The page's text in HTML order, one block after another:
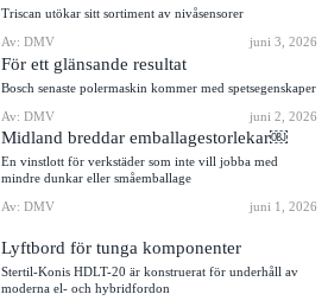
Triscan utökar sitt sortiment av nivåsensorer
Av: DMV
juni 3, 2026
För ett glänsande resultat
Bosch senaste polermaskin kommer med spetsegenskaper
Av: DMV
juni 2, 2026
Midland breddar emballagestorlekar￼
En vinstlott för verkstäder som inte vill jobba med
mindre dunkar eller småemballage
Av: DMV
juni 1, 2026
Lyftbord för tunga komponenter
Stertil-Konis HDLT-20 är konstruerat för underhåll av
moderna el- och hybridfordon